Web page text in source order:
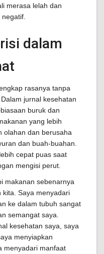
merasa lelah dan
dalam
rasanya tanpa
jurnal kesehatan
buruk dan
yang lebih
olahan dan berusaha
dan buah-buahan.
cepat puas saat
mengisi perut.
makanan sebenarnya
Saya menyadari
ke dalam tubuh sangat
semangat saya.
kesehatan saya, saya
menyiapkan
menyadari manfaat